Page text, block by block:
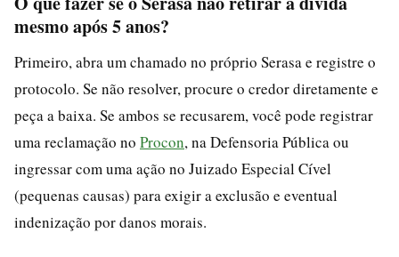
mesmo após 5 anos?
Primeiro, abra um chamado no próprio Serasa e registre o
protocolo. Se não resolver, procure o credor diretamente e
peça a baixa. Se ambos se recusarem, você pode registrar
uma reclamação no Procon, na Defensoria Pública ou
ingressar com uma ação no Juizado Especial Cível
(pequenas causas) para exigir a exclusão e eventual
indenização por danos morais.